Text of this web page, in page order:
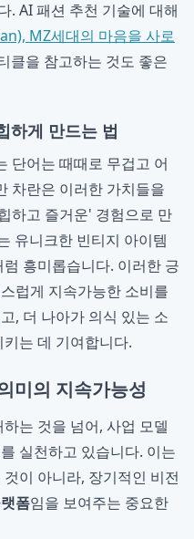
. AI 패션 추천 기술에 대해
MZ세대의 마음을 사로
클을 참고하는 것도 좋은
하게 만드는 법
단어는 때때로 무겁고 어
차란은 이러한 가치들을
하고 즐거운' 경험으로 만
유니크한 빈티지 아이템
흥미롭습니다. 이러한 긍
럽게 지속가능한 소비를
, 더 나아가 의식 있는 소
는 데 기여합니다.
미의 지속가능성
는 것을 넘어, 사업 모델
실천하고 있습니다. 이는
이 아니라, 장기적인 비전
폼임을 보여주는 중요한